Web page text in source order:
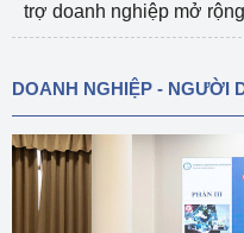
trợ doanh nghiệp mở
DOANH NGHIỆP - NGƯỜI